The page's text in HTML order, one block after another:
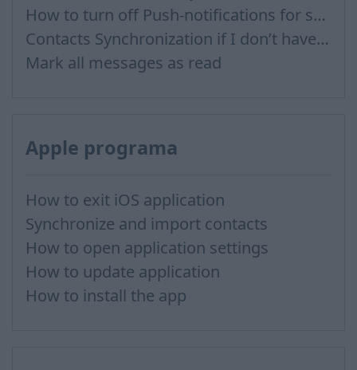
How to turn off Push-notifications for seperate inboxes
Contacts Synchronization if I don’t have Inbox contacts
Mark all messages as read
Apple programa
How to exit iOS application
Synchronize and import contacts
How to open application settings
How to update application
How to install the app